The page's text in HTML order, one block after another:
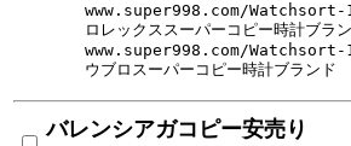
www.super998.com/
ロレックススーパーコピー時計ブラ
www.super998.com/
ウブロスーパーコピー時計ブランド
バレンシアガコピー安売り